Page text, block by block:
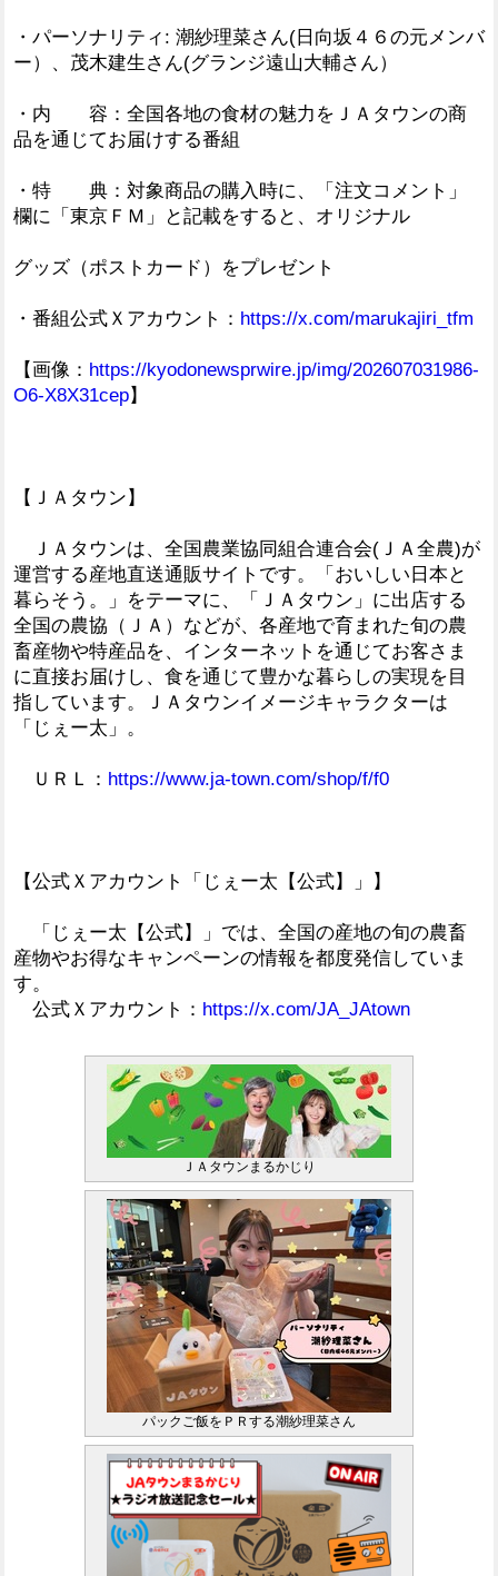
・パーソナリティ: 潮紗理菜さん(日向坂４６の元メンバ
ー）、茂木建生さん(グランジ遠山大輔さん）
・内 容：全国各地の食材の魅力をＪＡタウンの商
品を通じてお届けする番組
・特 典：対象商品の購入時に、「注文コメント」
欄に「東京ＦＭ」と記載をすると、オリジナル
グッズ（ポストカード）をプレゼント
・番組公式Ｘアカウント： https://x.com/marukajiri_tfm
【画像： https://kyodonewsprwire.jp/img/202607031986-
O6-X8X31cep】
【ＪＡタウン】
ＪＡタウンは、全国農業協同組合連合会(ＪＡ全農)が
運営する産地直送通販サイトです。「おいしい日本と
暮らそう。」をテーマに、「ＪＡタウン」に出店する
全国の農協（ＪＡ）などが、各産地で育まれた旬の農
畜産物や特産品を、インターネットを通じてお客さま
に直接お届けし、食を通じて豊かな暮らしの実現を目
指しています。ＪＡタウンイメージキャラクターは
「じぇー太」。
ＵＲＬ： https://www.ja-town.com/shop/f/f0
【公式Ｘアカウント「じぇー太【公式】」】
「じぇー太【公式】」では、全国の産地の旬の農畜
産物やお得なキャンペーンの情報を都度発信していま
す。
公式Ｘアカウント： https://x.com/JA_JAtown
ＪＡタウンまるかじり
パックご飯をＰＲする潮紗理菜さん